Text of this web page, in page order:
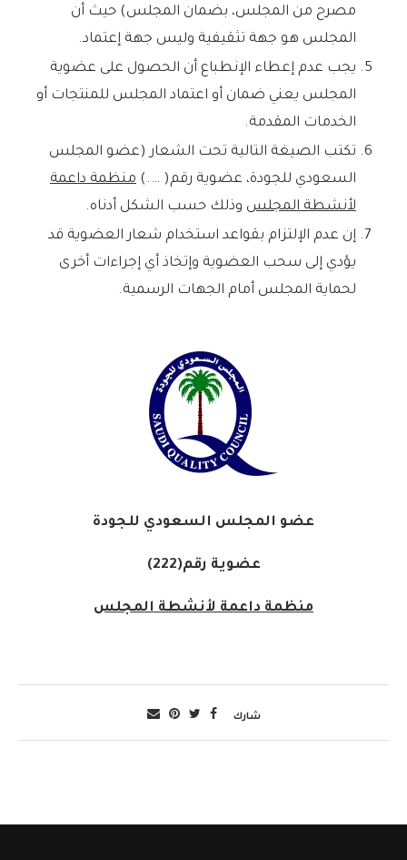
مصرح من المجلس، بضمان المجلس) حيث أن
المجلس هو جهة تثقيفية وليس جهة إعتماد.
يجب عدم إعطاء الإنطباع أن الحصول على عضوية
المجلس يعني ضمان أو اعتماد المجلس للمنتجات أو
الخدمات المقدمة.
تكتب الصيغة التالية تحت الشعار (عضو المجلس
السعودي للجودة، عضوية رقم( ….) منظمة داعمة
لأنشطة المجلس وذلك حسب الشكل أدناه.
إن عدم الإلتزام بقواعد استخدام شعار العضوية قد
يؤدي إلى سحب العضوية وإتخاذ أي إجراءات أخرى
لحماية المجلس أمام الجهات الرسمية.
عضو المجلس السعودي للجودة
عضوية رقم(222)
منظمة داعمة لأنشطة المجلس
شارك